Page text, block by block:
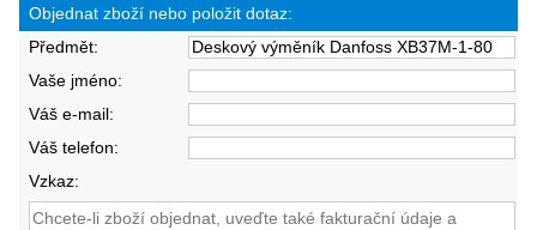
Objednat zboží nebo položit dotaz:
Předmět:
Vaše jméno:
Váš e-mail:
Váš telefon:
Vzkaz: